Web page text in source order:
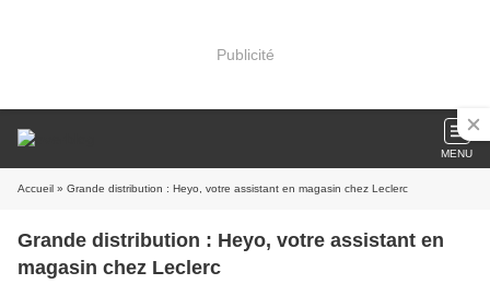
Publicité
MENU
Accueil » Grande distribution : Heyo, votre assistant en magasin chez Leclerc
Grande distribution : Heyo, votre assistant en
magasin chez Leclerc